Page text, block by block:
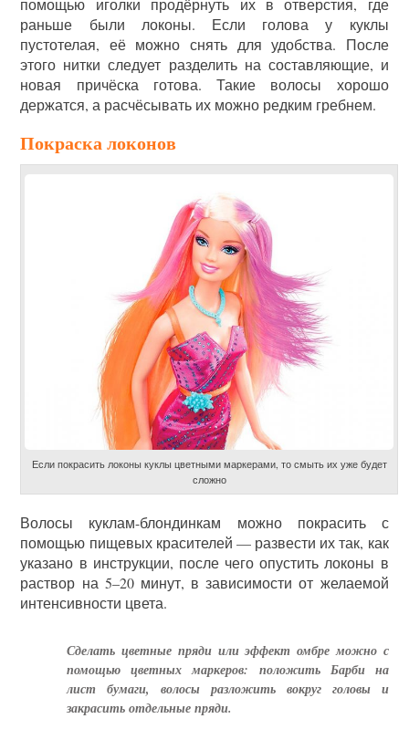
раньше были локоны. Если голова у куклы
пустотелая, её можно снять для удобства. После
этого нитки следует разделить на составляющие, и
новая причёска готова. Такие волосы хорошо
держатся, а расчёсывать их можно редким гребнем.
Покраска локонов
Если покрасить локоны куклы цветными маркерами, то смыть их уже будет
сложно
Волосы куклам-блондинкам можно покрасить с
помощью пищевых красителей — развести их так, как
указано в инструкции, после чего опустить локоны в
раствор на 5–20 минут, в зависимости от желаемой
интенсивности цвета.
Сделать цветные пряди или эффект омбре можно с
помощью цветных маркеров: положить Барби на
лист бумаги, волосы разложить вокруг головы и
закрасить отдельные пряди.